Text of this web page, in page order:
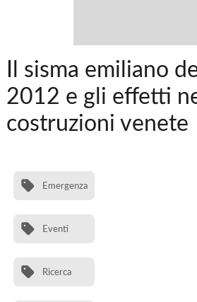
Il sisma emiliano
2012 e gli effetti
costruzioni venete
Emergenza
Eventi
Ricerca